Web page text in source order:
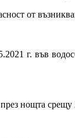
от
г. във
нощта